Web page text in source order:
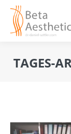
TAGES-